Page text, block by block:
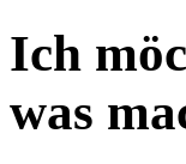
Ich
was